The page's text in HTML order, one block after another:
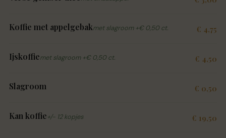
Koffie met appelgebakmet slagroom +€ 0,50 ct. € 4,75
Ijskoffiemet slagroom +€ 0,50 ct. € 4,50
Slagroom € 0,50
Kan koffie+/- 12 kopjes € 19,50